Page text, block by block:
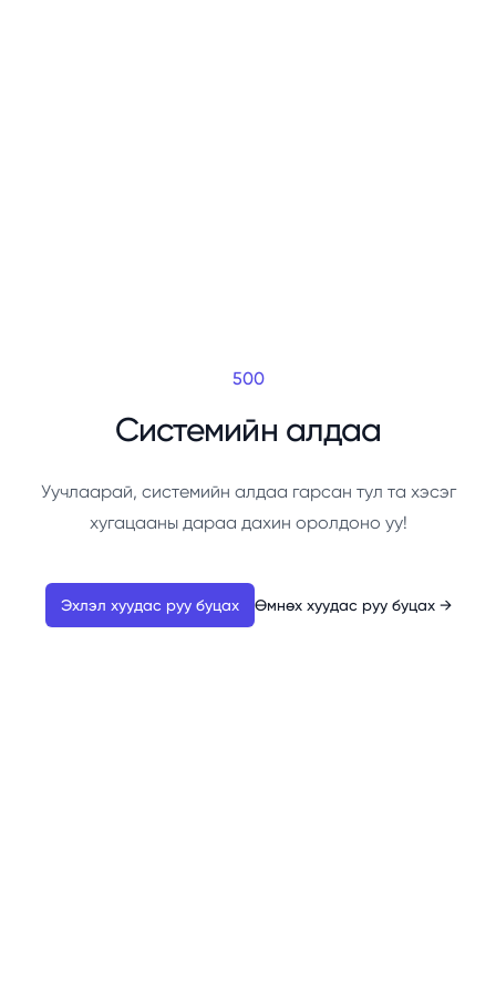
500
Системийн алдаа
Уучлаарай, системийн алдаа гарсан тул та хэсэг
хугацааны дараа дахин оролдоно уу!
Эхлэл хуудас руу буцах Өмнөх хуудас руу буцах →